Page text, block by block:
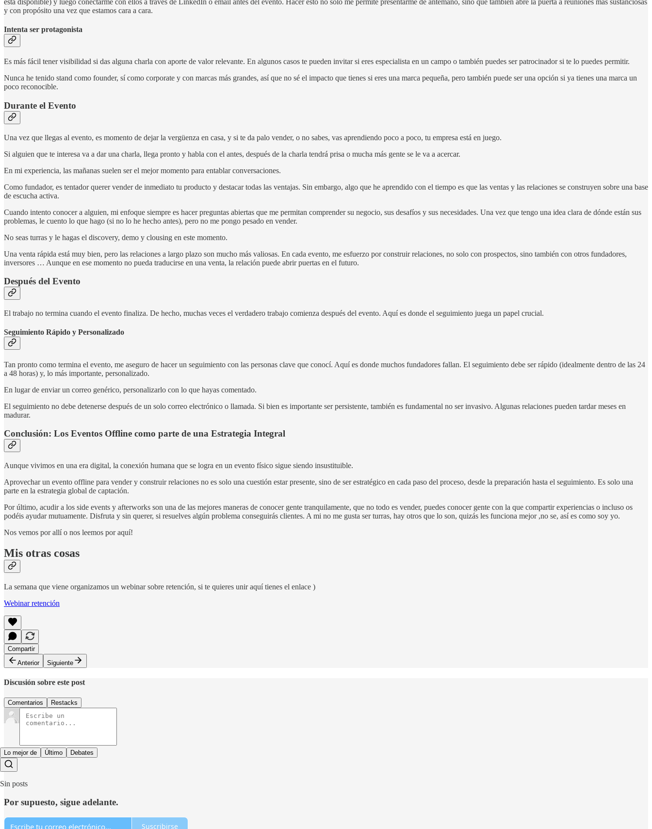
y con propósito una vez que estamos cara a cara.
Intenta ser protagonista
Es más fácil tener visibilidad si das alguna charla con aporte de valor relevante. En algunos casos te pueden invitar si eres especialista en un campo o también puedes ser patrocinador si te lo puedes permitir.
Nunca he tenido stand como founder, sí como corporate y con marcas más grandes, así que no sé el impacto que tienes si eres una marca pequeña, pero también puede ser una opción si ya tienes una marca un
poco reconocible.
Durante el Evento
Una vez que llegas al evento, es momento de dejar la vergüenza en casa, y si te da palo vender, o no sabes, vas aprendiendo poco a poco, tu empresa está en juego.
Si alguien que te interesa va a dar una charla, llega pronto y habla con el antes, después de la charla tendrá prisa o mucha más gente se le va a acercar.
En mi experiencia, las mañanas suelen ser el mejor momento para entablar conversaciones.
Como fundador, es tentador querer vender de inmediato tu producto y destacar todas las ventajas. Sin embargo, algo que he aprendido con el tiempo es que las ventas y las relaciones se construyen sobre una base
de escucha activa.
Cuando intento conocer a alguien, mi enfoque siempre es hacer preguntas abiertas que me permitan comprender su negocio, sus desafíos y sus necesidades. Una vez que tengo una idea clara de dónde están sus
problemas, le cuento lo que hago (si no lo he hecho antes), pero no me pongo pesado en vender.
No seas turras y le hagas el discovery, demo y clousing en este momento.
Una venta rápida está muy bien, pero las relaciones a largo plazo son mucho más valiosas. En cada evento, me esfuerzo por construir relaciones, no solo con prospectos, sino también con otros fundadores,
inversores … Aunque en ese momento no pueda traducirse en una venta, la relación puede abrir puertas en el futuro.
Después del Evento
El trabajo no termina cuando el evento finaliza. De hecho, muchas veces el verdadero trabajo comienza después del evento. Aquí es donde el seguimiento juega un papel crucial.
Seguimiento Rápido y Personalizado
Tan pronto como termina el evento, me aseguro de hacer un seguimiento con las personas clave que conocí. Aquí es donde muchos fundadores fallan. El seguimiento debe ser rápido (idealmente dentro de las 24
a 48 horas) y, lo más importante, personalizado.
En lugar de enviar un correo genérico, personalizarlo con lo que hayas comentado.
El seguimiento no debe detenerse después de un solo correo electrónico o llamada. Si bien es importante ser persistente, también es fundamental no ser invasivo. Algunas relaciones pueden tardar meses en
madurar.
Conclusión: Los Eventos Offline como parte de una Estrategia Integral
Aunque vivimos en una era digital, la conexión humana que se logra en un evento físico sigue siendo insustituible.
Aprovechar un evento offline para vender y construir relaciones no es solo una cuestión estar presente, sino de ser estratégico en cada paso del proceso, desde la preparación hasta el seguimiento. Es solo una
parte en la estrategia global de captación.
Por último, acudir a los side events y afterworks son una de las mejores maneras de conocer gente tranquilamente, que no todo es vender, puedes conocer gente con la que compartir experiencias o incluso os
podéis ayudar mutuamente. Disfruta y sin querer, si resuelves algún problema conseguirás clientes. A mi no me gusta ser turras, hay otros que lo son, quizás les funciona mejor ,no se, así es como soy yo.
Nos vemos por allí o nos leemos por aquí!
Mis otras cosas
La semana que viene organizamos un webinar sobre retención, si te quieres unir aquí tienes el enlace )
Webinar retención
Compartir
Anterior
Siguiente
Discusión sobre este post
Comentarios Restacks
Lo mejor de Último Debates
Sin posts
Por supuesto, sigue adelante.
Suscribirse